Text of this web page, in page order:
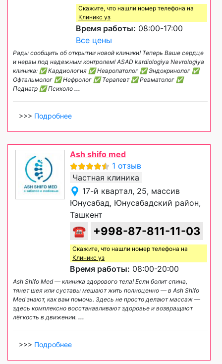
Скажите, что нашли номер телефона на
Клиникс уз
Время работы: 08:00-17:00
Все цены
Рады сообщить об открытии новой клиники! Теперь Ваше сердце
и нервы под надежным контролем! ASAD kardiologiya Nevrologiya
клиника: ✅ Кардиология ✅ Невропатолог ✅ Эндокринолог ✅
Офтальмолог ✅ Нефролог ✅ Терапевт ✅ Ревматолог ✅
Педиатр ✅ Психоло ...
>>> Подробнее
Ash shifo med
1 отзыв
Частная клиника
17-й квартал, 25, массив
Юнусабад, Юнусабадский район,
Ташкент
☎ +998-87-811-11-03
Скажите, что нашли номер телефона на
Клиникс уз
Время работы: 08:00-20:00
Ash Shifo Med — клиника здорового тела! Если болит спина,
тянет шея или суставы мешают жить полноценно — в Ash Shifo
Med знают, как вам помочь. Здесь не просто делают массаж —
здесь комплексно восстанавливают здоровье и возвращают
лёгкость в движении. ...
>>> Подробнее